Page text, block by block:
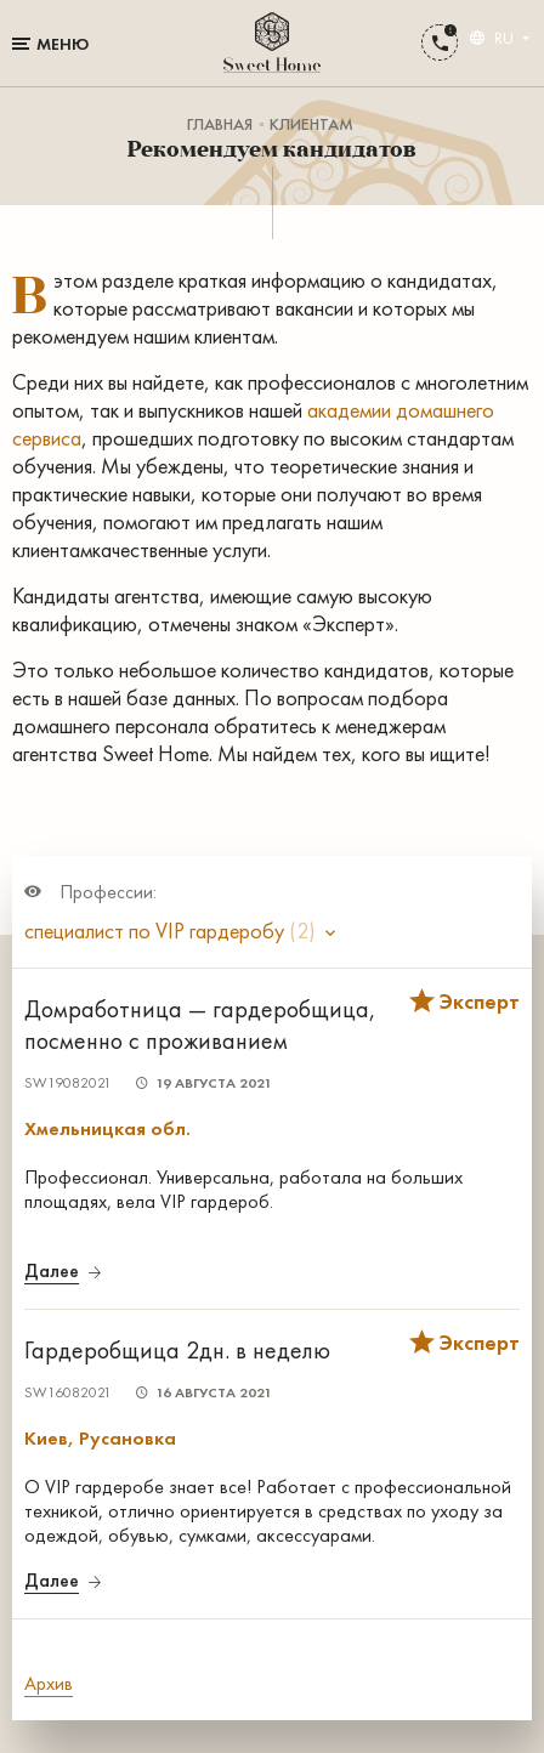
МЕНЮ RU
ГЛАВНАЯ КЛИЕНТАМ
Рекомендуем кандидатов
В этом разделе краткая информацию о кандидатах,
которые рассматривают вакансии и которых мы
рекомендуем нашим клиентам.
Среди них вы найдете, как профессионалов с многолетним
опытом, так и выпускников нашей академии домашнего
сервиса, прошедших подготовку по высоким стандартам
обучения. Мы убеждены, что теоретические знания и
практические навыки, которые они получают во время
обучения, помогают им предлагать нашим
клиентамкачественные услуги.
Кандидаты агентства, имеющие самую высокую
квалификацию, отмечены знаком «Эксперт».
Это только небольшое количество кандидатов, которые
есть в нашей базе данных. По вопросам подбора
домашнего персонала обратитесь к менеджерам
агентства Sweet Home. Мы найдем тех, кого вы ищите!
Профессии:
специалист по VIP гардеробу (2)
Эксперт
Домработница — гардеробщица,
посменно с проживанием
SW19082021 19 АВГУСТА 2021
Хмельницкая обл.
Профессионал. Универсальна, работала на больших
площадях, вела VIP гардероб.
Далее
Эксперт
Гардеробщица 2дн. в неделю
SW16082021 16 АВГУСТА 2021
Киев, Русановка
О VIP гардеробе знает все! Работает с профессиональной
техникой, отлично ориентируется в средствах по уходу за
одеждой, обувью, сумками, аксессуарами.
Далее
Архив